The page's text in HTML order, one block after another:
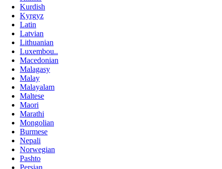
Kurdish
Kyrgyz
Latin
Latvian
Lithuanian
Luxembou..
Macedonian
Malagasy
Malay
Malayalam
Maltese
Maori
Marathi
Mongolian
Burmese
Nepali
Norwegian
Pashto
Persian